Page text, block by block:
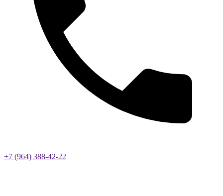
+7 (964) 388-42-22